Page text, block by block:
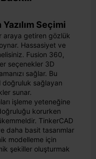
Seçimi
araya getiren gözlük
Hassasiyet ve
Fusion 360,
seçenekler 3D
sağlar. Bu
doğruluk sağlayan
sunar.
işleme yeteneğine
korurken
TinkerCAD
daha basit tasarımlar
modelleme için
şekiller oluşturmak